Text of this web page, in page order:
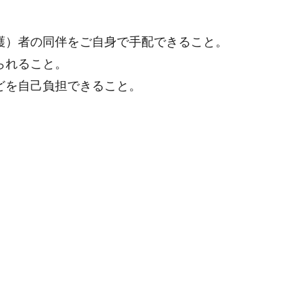
者の同伴をご自身で手配できること。
ること。
自己負担できること。